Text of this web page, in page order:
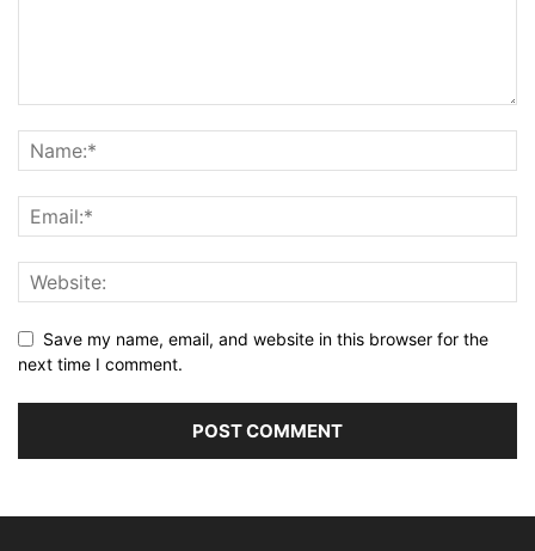
Save my name, email, and website in this browser for the
next time I comment.